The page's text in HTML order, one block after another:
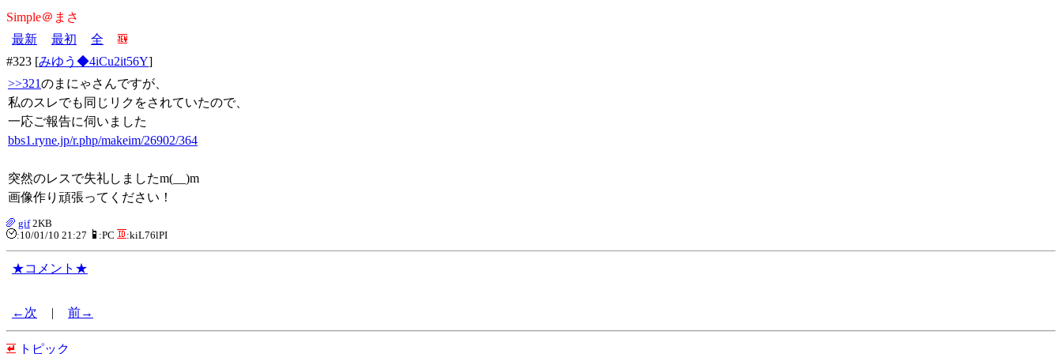
Simple＠まさ
最新
最初
全
#323 [みゆう◆4iCu2it56Y]
>>321のまにゃさんですが、
私のスレでも同じリクをされていたので、
一応ご報告に伺いました
bbs1.ryne.jp/r.php/makeim/26902/364
突然のレスで失礼しましたm(__)m
画像作り頑張ってください！
gif2KB
:10/01/10 21:27
:PC :kiL76lPI
★コメント★
←次 | 前→
トピック